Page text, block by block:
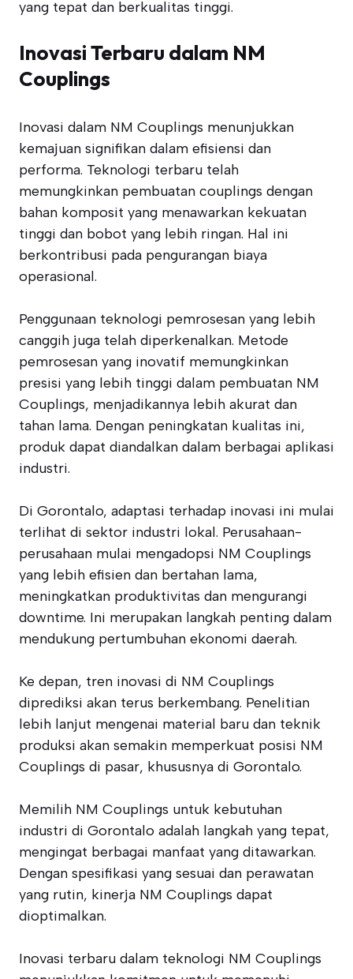
yang tepat dan berkualitas tinggi.
Inovasi Terbaru dalam NM
Couplings
Inovasi dalam NM Couplings menunjukkan
kemajuan signifikan dalam efisiensi dan
performa. Teknologi terbaru telah
memungkinkan pembuatan couplings dengan
bahan komposit yang menawarkan kekuatan
tinggi dan bobot yang lebih ringan. Hal ini
berkontribusi pada pengurangan biaya
operasional.
Penggunaan teknologi pemrosesan yang lebih
canggih juga telah diperkenalkan. Metode
pemrosesan yang inovatif memungkinkan
presisi yang lebih tinggi dalam pembuatan NM
Couplings, menjadikannya lebih akurat dan
tahan lama. Dengan peningkatan kualitas ini,
produk dapat diandalkan dalam berbagai aplikasi
industri.
Di Gorontalo, adaptasi terhadap inovasi ini mulai
terlihat di sektor industri lokal. Perusahaan-
perusahaan mulai mengadopsi NM Couplings
yang lebih efisien dan bertahan lama,
meningkatkan produktivitas dan mengurangi
downtime. Ini merupakan langkah penting dalam
mendukung pertumbuhan ekonomi daerah.
Ke depan, tren inovasi di NM Couplings
diprediksi akan terus berkembang. Penelitian
lebih lanjut mengenai material baru dan teknik
produksi akan semakin memperkuat posisi NM
Couplings di pasar, khususnya di Gorontalo.
Memilih NM Couplings untuk kebutuhan
industri di Gorontalo adalah langkah yang tepat,
mengingat berbagai manfaat yang ditawarkan.
Dengan spesifikasi yang sesuai dan perawatan
yang rutin, kinerja NM Couplings dapat
dioptimalkan.
Inovasi terbaru dalam teknologi NM Couplings